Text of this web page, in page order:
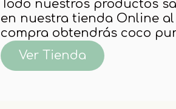
Todo nuestros productos
en nuestra tienda Online
compra obtendrás coco
Ver Tienda